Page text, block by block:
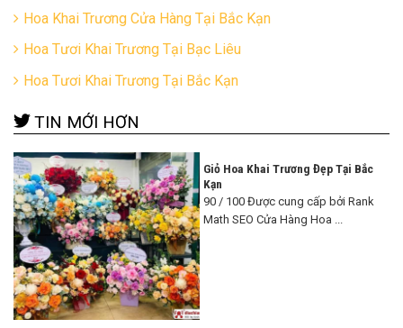
Hoa Khai Trương Cửa Hàng Tại Bắc Kạn
Hoa Tươi Khai Trương Tại Bạc Liêu
Hoa Tươi Khai Trương Tại Bắc Kạn
TIN MỚI HƠN
Giỏ Hoa Khai Trương Đẹp Tại Bắc
Kạn
90 / 100 Được cung cấp bởi Rank
Math SEO Cửa Hàng Hoa ...